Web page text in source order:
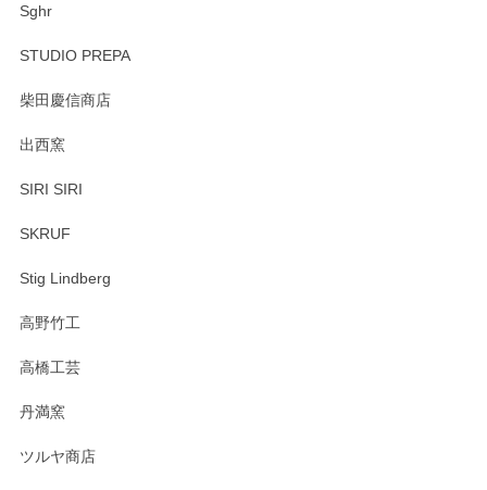
Sghr
STUDIO PREPA
柴田慶信商店
出西窯
SIRI SIRI
SKRUF
Stig Lindberg
高野竹工
高橋工芸
丹満窯
ツルヤ商店